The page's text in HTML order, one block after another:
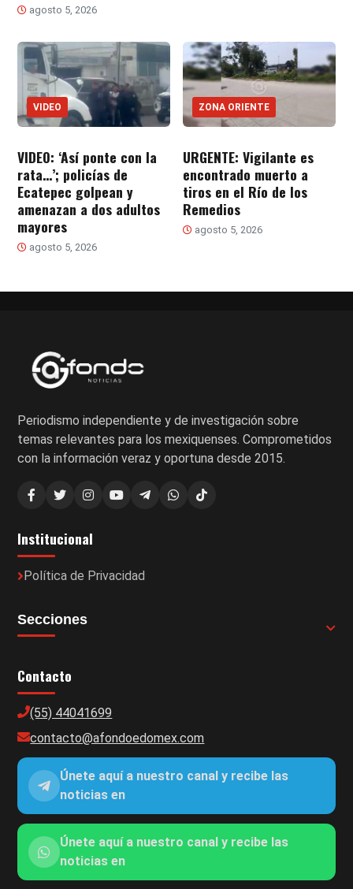
agosto 5, 2026
VIDEO
VIDEO: ‘Así ponte con la
rata…’; policías de
Ecatepec golpean y
amenazan a dos adultos
mayores
agosto 5, 2026
ZONA ORIENTE
URGENTE: Vigilante es
encontrado muerto a
tiros en el Río de los
Remedios
agosto 5, 2026
Periodismo independiente y de investigación sobre
temas relevantes para los mexiquenses. Comprometidos
con la información veraz y oportuna desde 2015.
Institucional
Política de Privacidad
Secciones
Contacto
(55) 44041699
contacto@afondoedomex.com
Únete aquí a nuestro canal y recibe las
noticias en
Únete aquí a nuestro canal y recibe las
noticias en